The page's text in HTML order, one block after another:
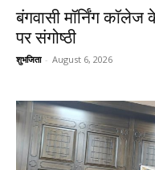
बंगवासी मॉर्निंग
पर संगोष्ठी
शुभजिता - August 6, 2026